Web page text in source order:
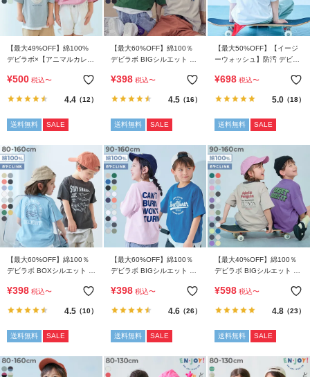
ど
も
服
コ
ム
イ
ヘ
ル
デ
ビ
ロ
ッ
ク
に
て
【最大49%OFF】綿100%
デビラボ×【アニマルカレッ
ト半袖Tシャツ
¥500 税込〜
4.4（12）
送料無料 SALE
【最大60%OFF】綿100％
デビラボ BIGシルエット プ
¥398 税込〜
4.5（16）
送料無料 SALE
【最大50%OFF】【イージ
ーウォッシュ】防汚 デビラ
半袖Tシャツ
¥698 税込〜
5.0（18）
送料無料 SALE
【最大60%OFF】綿100％
デビラボ BOXシルエット プ
¥398 税込〜
4.5（10）
送料無料 SALE
【最大60%OFF】綿100％
デビラボ BIGシルエット プ
¥398 税込〜
4.6（26）
送料無料 SALE
【最大40%OFF】綿100％
デビラボ BIGシルエット プ
¥598 税込〜
4.8（23）
送料無料 SALE